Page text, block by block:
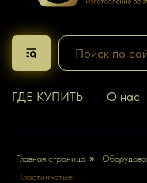
ГДЕ КУПИТЬ О нас
Главная страница »
Пластинчатые